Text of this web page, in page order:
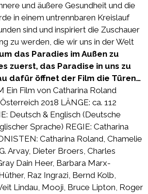
und äußere Gesundheit und die
in einem untrennbaren Kreislauf
sind und inspiriert die Zuschauer
zu werden, die wir uns in der Welt
das Paradies im Außen zu
zuerst, das Paradise in uns zu
dafür öffnet der Film die Türen…
Ein Film von Catharina Roland
2018 LÄNGE: ca. 112
Deutsch & Englisch (Deutsche
Sprache) REGIE: Catharina
Catharina Roland, Chamelie
Arvay, Dieter Broers, Charles
Dain Heer, Barbara Marx-
Raz Ingrazi, Bernd Kolb,
Lindau, Mooji, Bruce Lipton, Roger